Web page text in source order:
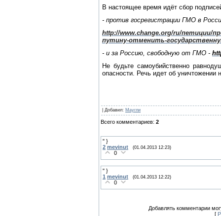
В настоящее время идёт сбор
- против госрегистрации ГМО в
http://www.change.org/ru/петиции/
путину-отменить-
- и за Россию, свободную от ГМО -
Не будьте самоубийственно
опасности. Речь идет об уничтожении
Добавил: Маугли
Всего комментариев: 2
" }
2 mevinut (01.04.2013 12:23)
0
" }
1 mevinut (01.04.2013 12:22)
0
Добавлять комментарии
[